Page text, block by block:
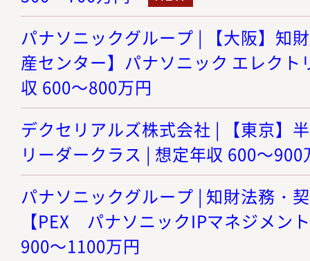
パナソニックグループ | 【大阪】知
産センター】パナソニック エレクト
収 600～800万円
デクセリアルズ株式会社 | 【東京】
リーダークラス | 想定年収 600～900
パナソニックグループ | 知財法務・
【PEX パナソニックIPマネジメン
900～1100万円